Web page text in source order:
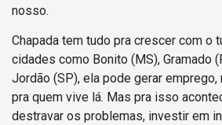
nosso.
Chapada tem tudo pra crescer com o
cidades como Bonito (MS), Gramado
Jordão (SP), ela pode gerar
pra quem vive lá. Mas pra isso
destravar os problemas, investir em